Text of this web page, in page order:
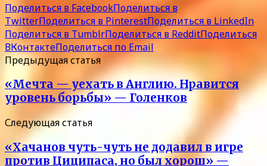
Поделиться в FacebookПоделиться в
TwitterПоделиться в PinterestПоделиться в LinkedIn
Поделиться в TumblrПоделиться в RedditПоделиться
ВКонтактеПоделиться по Email
Предыдущая статья
«Мечта — уехать в Англию. Нравится
уровень борьбы» — Голенков
Следующая статья
«Хачанов чуть-чуть не додавил в игре
против Циципаса, но был хорош» —